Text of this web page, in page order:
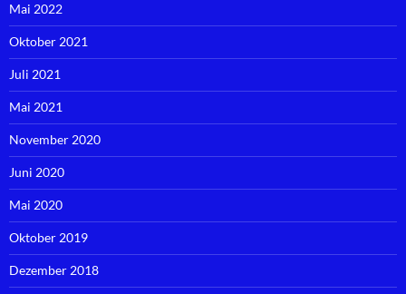
Mai 2022
Oktober 2021
Juli 2021
Mai 2021
November 2020
Juni 2020
Mai 2020
Oktober 2019
Dezember 2018